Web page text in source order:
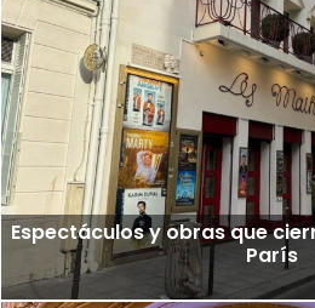
Espectáculos y obras que
París